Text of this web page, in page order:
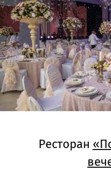
Ресторан